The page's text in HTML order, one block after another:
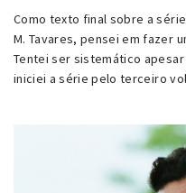
Como texto final sobre a
M. Tavares, pensei em fazer
Tentei ser sistemático
iniciei a série pelo terceiro